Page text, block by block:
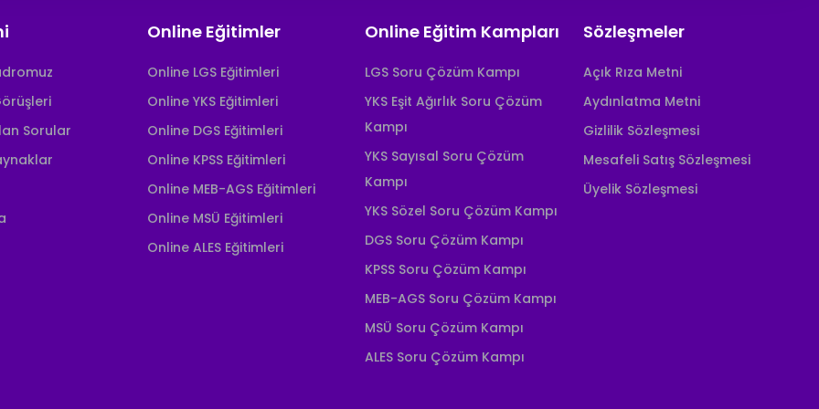
Sorular
Online Eğitimler
Online LGS Eğitimleri
Online YKS Eğitimleri
Online DGS Eğitimleri
Online KPSS Eğitimleri
Online MEB-AGS Eğitimleri
Online MSÜ Eğitimleri
Online ALES Eğitimleri
Online Eğitim Kampları
LGS Soru Çözüm Kampı
YKS Eşit Ağırlık Soru Çözüm
Kampı
YKS Sayısal Soru Çözüm
Kampı
YKS Sözel Soru Çözüm Kampı
DGS Soru Çözüm Kampı
KPSS Soru Çözüm Kampı
MEB-AGS Soru Çözüm Kampı
MSÜ Soru Çözüm Kampı
ALES Soru Çözüm Kampı
Sözleşmeler
Açık Rıza Metni
Aydınlatma Metni
Gizlilik Sözleşmesi
Mesafeli Satış Sözleşmesi
Üyelik Sözleşmesi